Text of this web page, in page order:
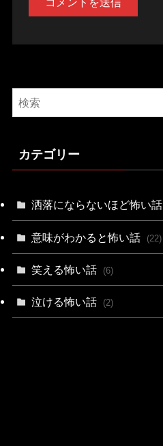
カテゴリー
洒落にならないほど怖い話
意味がわかると怖い話 (22)
笑える怖い話 (6)
泣ける怖い話 (2)